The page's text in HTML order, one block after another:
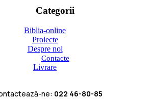
Categorii
Biblia-online
Proiecte
Despre noi
Contacte
Livrare
ne: 022 46-80-85